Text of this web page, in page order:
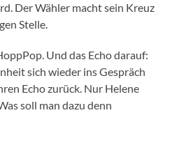
Der Wähler macht sein Kreuz
Stelle.
Und das Echo darauf:
sich wieder ins Gespräch
Echo zurück. Nur Helene
soll man dazu denn